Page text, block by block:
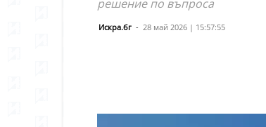
решение по въпроса
Искра.бг - 28 май 2026 | 15:57:55